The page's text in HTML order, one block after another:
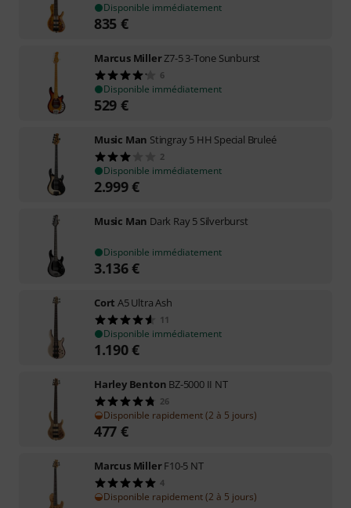
Disponible immédiatement
835 €
Marcus MillerZ7-5 3-Tone Sunburst
6
Disponible immédiatement
529 €
Music Man Stingray 5 HH Special Bruleé
2
Disponible immédiatement
2.999€
Music Man Dark Ray 5 Silverburst
Disponible immédiatement
3.136€
Cort A5 Ultra Ash
11
Disponible immédiatement
1.190€
Harley Benton BZ-5000 II NT
26
Disponible rapidement (2 à 5 jours)
477 €
Marcus MillerF10-5 NT
4
Disponible rapidement (2 à 5 jours)